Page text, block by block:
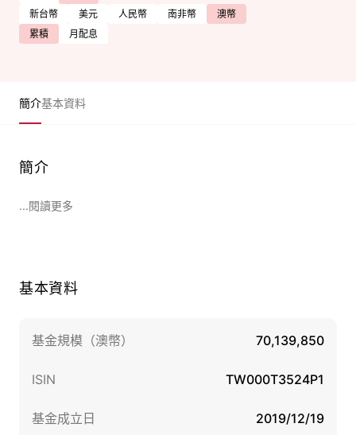
新台幣
美元 人民幣 南非幣
澳幣
累積
月配息
簡介基本資料
簡介
...閱讀更多
基本資料
基金規模（澳幣） 70,139,850
ISIN TW000T3524P1
基金成立日 2019/12/19